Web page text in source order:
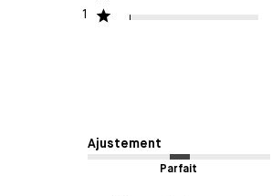
1
Ajustement
Parfait